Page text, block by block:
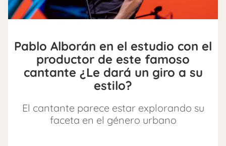
Pablo Alborán en el estudio con el
productor de este famoso
cantante ¿Le dará un giro a su
estilo?
El cantante parece estar explorando su
faceta en el género urbano